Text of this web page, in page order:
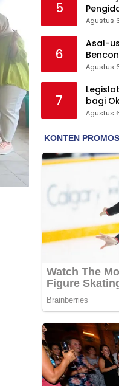
5
Terus
Agustus
6
Asal-
dari
Agustus
7
bagi
Hina
Agustus